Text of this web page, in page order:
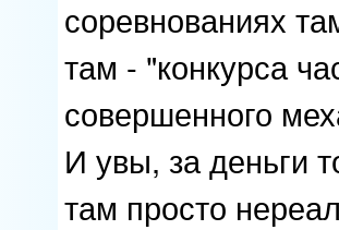
соревнованиях
там - "конкурса
совершенного
И увы, за деньги
там просто